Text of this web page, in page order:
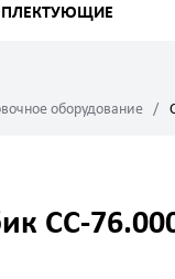
оборудование
СС-